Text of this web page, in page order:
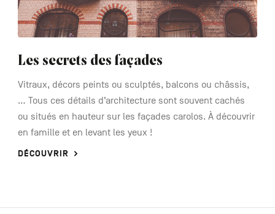
Les secrets des façades
Vitraux, décors peints ou sculptés, balcons ou châssis,
… Tous ces détails d’architecture sont souvent cachés
ou situés en hauteur sur les façades carolos. À découvrir
en famille et en levant les yeux !
DÉCOUVRIR